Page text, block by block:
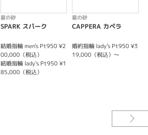
星の砂
SPARK スパーク
結婚指輪 men's Pt950 ¥2
00,000（税込）
結婚指輪 lady's Pt950 ¥1
85,000（税込）
星の砂
CAPPERA カペラ
婚約指輪 lady's Pt950 ¥3
19,000（税込）～